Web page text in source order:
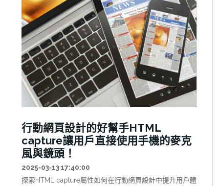
行動網頁設計的好幫手HTML
capture讓用戶直接使用手機的麥克
風與鏡頭！
2025-03-13 17:40:00
探索HTML capture屬性如何在行動網頁設計中提升用戶體